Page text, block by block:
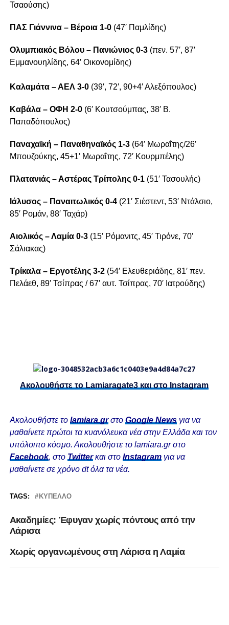
Τσαούσης)
ΠΑΣ Γιάννινα – Βέροια 1-0(47′ Παμλίδης)
Ολυμπιακός Βόλου – Πανιώνιος 0-3(πεν. 57′, 87′
Εμμανουηλίδης, 64′ Οικονομίδης)
Καλαμάτα – ΑΕΛ 3-0 (39′, 72′, 90+4′ Αλεξόπουλος)
Καβάλα – ΟΦΗ 2-0 (6′ Κουτσούμπας, 38′ Β.
Παπαδόπουλος)
Παναχαϊκή – Παναθηναϊκός 1-3(64′ Μωραΐτης/26′
Μπουζούκης, 45+1′ Μωραΐτης, 72′ Κουρμπέλης)
Πλατανιάς – Αστέρας Τρίπολης 0-1(51′ Τασουλής)
Ιάλυσος – Παναιτωλικός 0-4(21′ Σιέστεντ, 53′ Ντάλσιο,
85′ Ρομάν, 88′ Ταχάρ)
Αιολικός – Λαμία 0-3(15′ Ρόμανιτς, 45′ Τιρόνε, 70′
Σάλιακας)
Τρίκαλα – Εργοτέλης 3-2 (54′ Ελευθεριάδης, 81′ πεν.
Πελάεθ, 89′ Τσίπρας / 67′ αυτ. Τσίπρας, 70′ Ιατρούδης)
Ακολουθήστε το Lamiaragate3 και στοInstagram
Ακολουθήστε το lamiara.grστο Google Newsγια να
μαθαίνετε πρώτοι τα κυανόλευκα νέα στην Ελλάδα και τον
υπόλοιπο κόσμο. Ακολουθήστε το lamiara.gr στο
Facebook, στο Twitterκαι στο Instagram για να
μαθαίνετε σε χρόνο dt όλα τα νέα.
TAGS: ΚΎΠΕΛΛΟ
Ακαδημίες: Έφυγαν χωρίς πόντους από την
Λάρισα
Χωρίς οργανωμένους στη Λάρισα η Λαμία